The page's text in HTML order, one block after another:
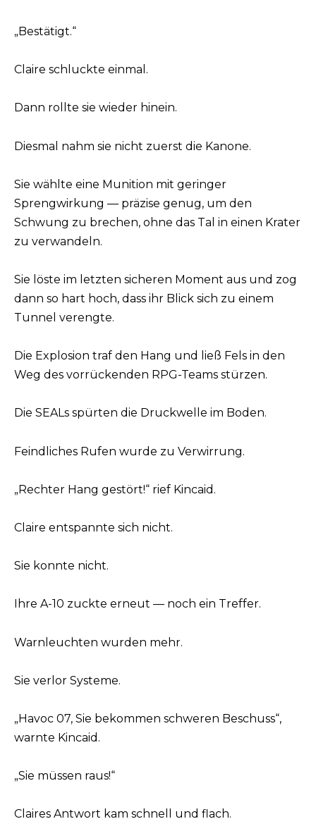
„Bestätigt.“
Claire schluckte einmal.
Dann rollte sie wieder hinein.
Diesmal nahm sie nicht zuerst die Kanone.
Sie wählte eine Munition mit geringer
Sprengwirkung — präzise genug, um den
Schwung zu brechen, ohne das Tal in einen Krater
zu verwandeln.
Sie löste im letzten sicheren Moment aus und zog
dann so hart hoch, dass ihr Blick sich zu einem
Tunnel verengte.
Die Explosion traf den Hang und ließ Fels in den
Weg des vorrückenden RPG-Teams stürzen.
Die SEALs spürten die Druckwelle im Boden.
Feindliches Rufen wurde zu Verwirrung.
„Rechter Hang gestört!“ rief Kincaid.
Claire entspannte sich nicht.
Sie konnte nicht.
Ihre A-10 zuckte erneut — noch ein Treffer.
Warnleuchten wurden mehr.
Sie verlor Systeme.
„Havoc 07, Sie bekommen schweren Beschuss“,
warnte Kincaid.
„Sie müssen raus!“
Claires Antwort kam schnell und flach.